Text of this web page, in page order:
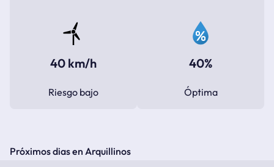
40 km/h
Riesgo bajo
40%
Óptima
Próximos dias en Arquillinos